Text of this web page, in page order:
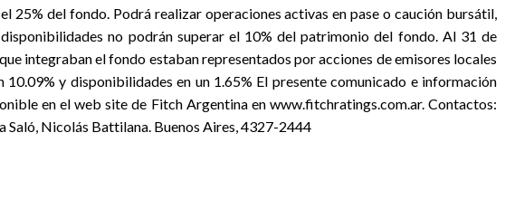
25% del fondo. Podrá realizar operaciones activas en pase o caución bursátil,
no podrán superar el 10% del patrimonio del fondo. Al 31 de
integraban el fondo estaban representados por acciones de emisores locales
10.09% y disponibilidades en un 1.65% El presente comunicado e información
en el web site de Fitch Argentina en www.fitchratings.com.ar. Contactos:
Saló, Nicolás Battilana. Buenos Aires, 4327-2444